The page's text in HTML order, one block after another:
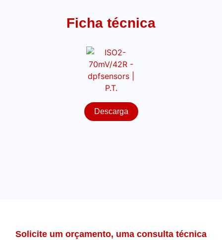
Ficha técnica
Descarga
Solicite um orçamento, uma consulta técnica